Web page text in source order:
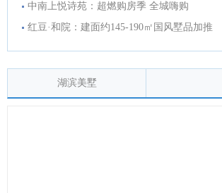
中南上悦诗苑：超燃购房季 全城嗨购
红豆·和院：建面约145-190㎡国风墅品加推
湖滨美墅